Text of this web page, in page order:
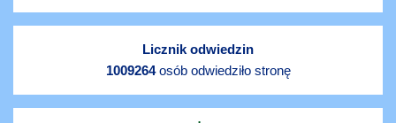
Licznik odwiedzin
1009264osób odwiedziło stronę